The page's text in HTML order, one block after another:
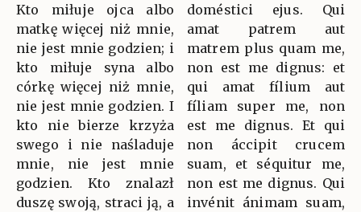
Kto miłuje ojca albo
matkę więcej niż mnie,
nie jest mnie godzien; i
kto miłuje syna albo
córkę więcej niż mnie,
nie jest mnie godzien. I
kto nie bierze krzyża
swego i nie naśladuje
mnie, nie jest mnie
godzien. Kto znalazł
duszę swoją, straci ją, a
doméstici ejus. Qui
amat patrem aut
matrem plus quam me,
non est me dignus: et
qui amat fílium aut
fíliam super me, non
est me dignus. Et qui
non áccipit crucem
suam, et séquitur me,
non est me dignus. Qui
invénit ánimam suam,